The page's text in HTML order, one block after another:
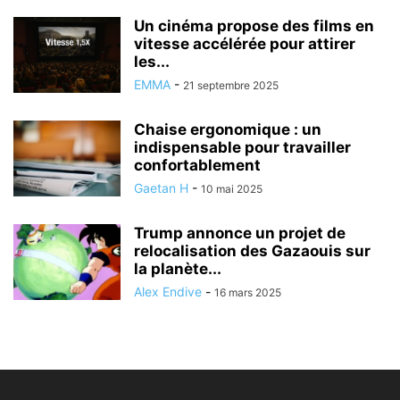
Un cinéma propose des films en
vitesse accélérée pour attirer
les...
EMMA - 21 septembre 2025
Chaise ergonomique : un
indispensable pour travailler
confortablement
Gaetan H - 10 mai 2025
Trump annonce un projet de
relocalisation des Gazaouis sur
la planète...
Alex Endive - 16 mars 2025